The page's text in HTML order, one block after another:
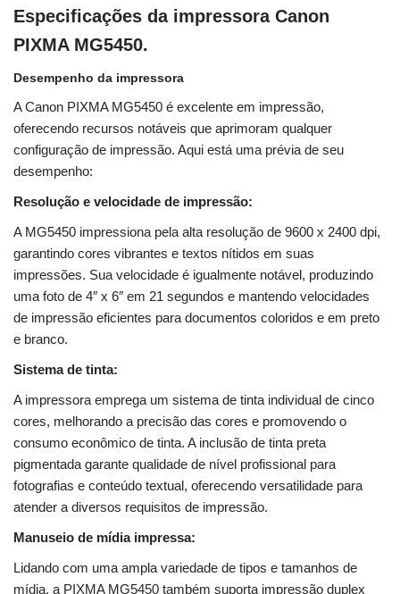
Especificações da impressora Canon
PIXMA MG5450.
Desempenho da impressora
A Canon PIXMA MG5450 é excelente em impressão,
oferecendo recursos notáveis ​​que aprimoram qualquer
configuração de impressão. Aqui está uma prévia de seu
desempenho:
Resolução e velocidade de impressão:
A MG5450 impressiona pela alta resolução de 9600 x 2400 dpi,
garantindo cores vibrantes e textos nítidos em suas
impressões. Sua velocidade é igualmente notável, produzindo
uma foto de 4″ x 6″ em 21 segundos e mantendo velocidades
de impressão eficientes para documentos coloridos e em preto
e branco.
Sistema de tinta:
A impressora emprega um sistema de tinta individual de cinco
cores, melhorando a precisão das cores e promovendo o
consumo econômico de tinta. A inclusão de tinta preta
pigmentada garante qualidade de nível profissional para
fotografias e conteúdo textual, oferecendo versatilidade para
atender a diversos requisitos de impressão.
Manuseio de mídia impressa:
Lidando com uma ampla variedade de tipos e tamanhos de
mídia, a PIXMA MG5450 também suporta impressão duplex